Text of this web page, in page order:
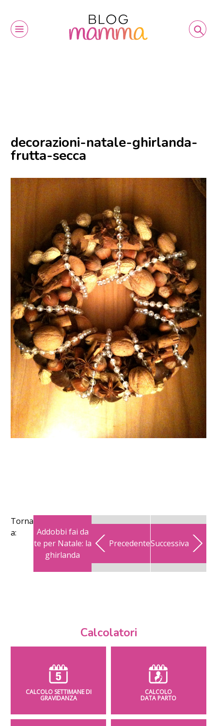
decorazioni-natale-ghirlanda-
frutta-secca
Torna
a:
Addobbi fai da
te per Natale: la
ghirlanda
PrecedenteSuccessiva
Calcolatori
CALCOLO SETTIMANE DI
GRAVIDANZA
CALCOLO
DATA PARTO